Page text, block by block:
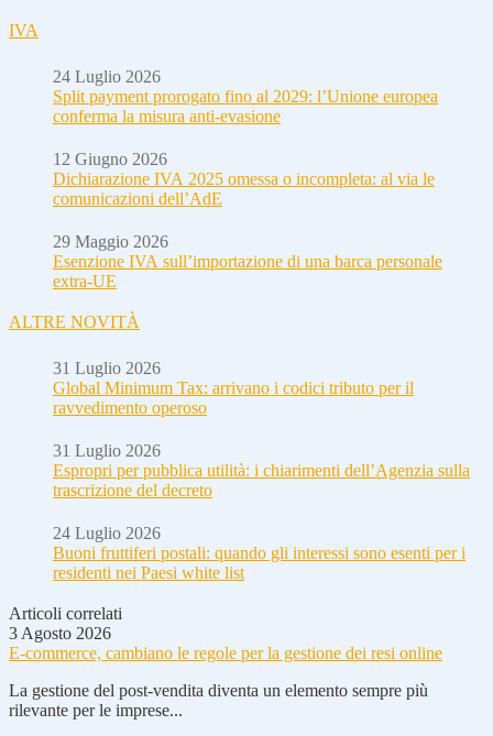
IVA
24 Luglio 2026
Split payment prorogato fino al 2029: l’Unione europea
conferma la misura anti-evasione
12 Giugno 2026
Dichiarazione IVA 2025 omessa o incompleta: al via le
comunicazioni dell’AdE
29 Maggio 2026
Esenzione IVA sull’importazione di una barca personale
extra-UE
ALTRE NOVITÀ
31 Luglio 2026
Global Minimum Tax: arrivano i codici tributo per il
ravvedimento operoso
31 Luglio 2026
Espropri per pubblica utilità: i chiarimenti dell’Agenzia sulla
trascrizione del decreto
24 Luglio 2026
Buoni fruttiferi postali: quando gli interessi sono esenti per i
residenti nei Paesi white list
Articoli correlati
3 Agosto 2026
E-commerce, cambiano le regole per la gestione dei resi online
La gestione del post-vendita diventa un elemento sempre più
rilevante per le imprese...